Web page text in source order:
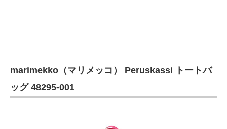
marimekko（マリメッコ） Peruskassi トートバ
ッグ 48295-001